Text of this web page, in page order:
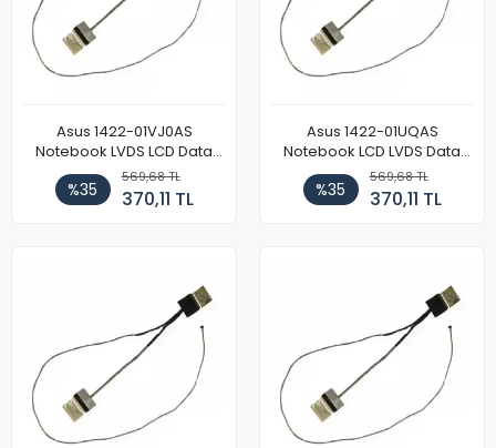
Asus 1422-01VJ0AS
Notebook LVDS LCD Data
Kablosu
%35
569,68 TL
370,11 TL
Asus 1422-01UQAS
Notebook LCD LVDS Data
Kablosu (Model 2)
%35
569,68 TL
370,11 TL